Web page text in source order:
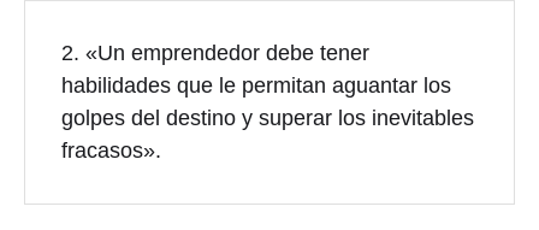
2. «Un emprendedor debe tener
habilidades que le permitan aguantar los
golpes del destino y superar los inevitables
fracasos».